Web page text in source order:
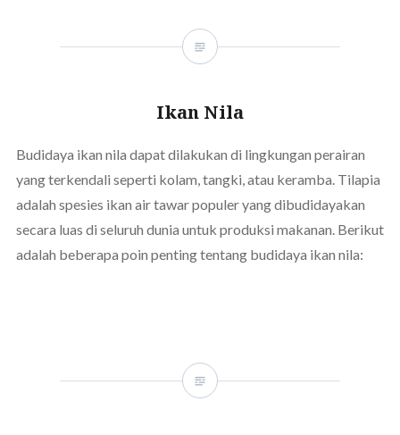
Ikan Nila
Budidaya ikan nila dapat dilakukan di lingkungan perairan
yang terkendali seperti kolam, tangki, atau keramba. Tilapia
adalah spesies ikan air tawar populer yang dibudidayakan
secara luas di seluruh dunia untuk produksi makanan. Berikut
adalah beberapa poin penting tentang budidaya ikan nila: